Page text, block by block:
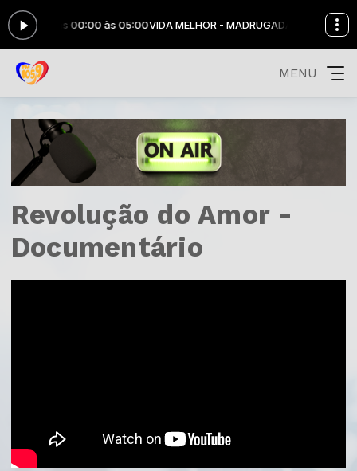
das 00:00 às 05:00VIDA MELHOR - MADRUGADA das 00:00 às
MENU
Revolução do Amor -
Documentário